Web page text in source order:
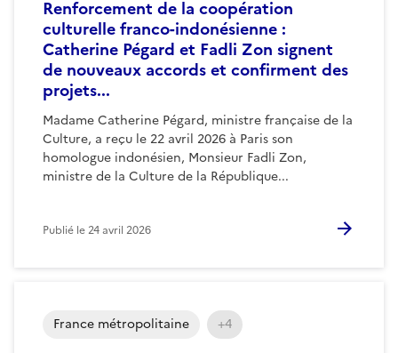
Renforcement de la coopération
culturelle franco-indonésienne :
Catherine Pégard et Fadli Zon signent
de nouveaux accords et confirment des
projets...
Madame Catherine Pégard, ministre française de la
Culture, a reçu le 22 avril 2026 à Paris son
homologue indonésien, Monsieur Fadli Zon,
ministre de la Culture de la République...
Publié le24 avril 2026
France métropolitaine +4